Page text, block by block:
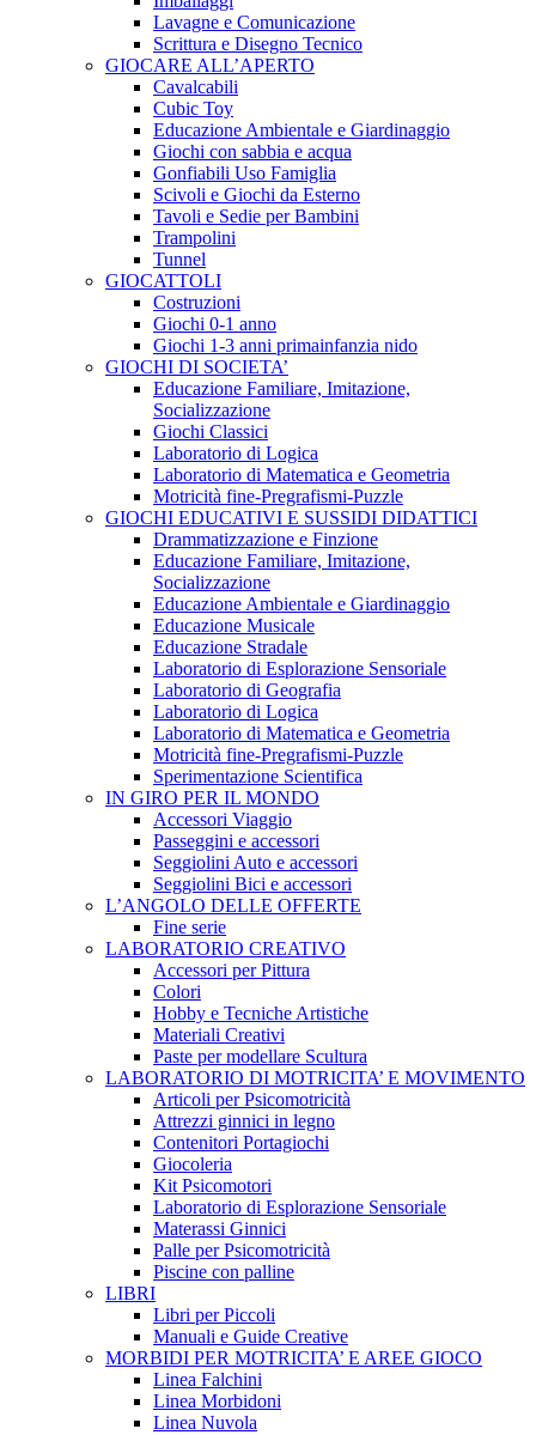
Lavagne e Comunicazione
Scrittura e Disegno Tecnico
GIOCARE ALL’APERTO
Cavalcabili
Cubic Toy
Educazione Ambientale e Giardinaggio
Giochi con sabbia e acqua
Gonfiabili Uso Famiglia
Scivoli e Giochi da Esterno
Tavoli e Sedie per Bambini
Trampolini
Tunnel
GIOCATTOLI
Costruzioni
Giochi 0-1 anno
Giochi 1-3 anni primainfanzia nido
GIOCHI DI SOCIETA’
Educazione Familiare, Imitazione,
Socializzazione
Giochi Classici
Laboratorio di Logica
Laboratorio di Matematica e Geometria
Motricità fine-Pregrafismi-Puzzle
GIOCHI EDUCATIVI E SUSSIDI DIDATTICI
Drammatizzazione e Finzione
Educazione Familiare, Imitazione,
Socializzazione
Educazione Ambientale e Giardinaggio
Educazione Musicale
Educazione Stradale
Laboratorio di Esplorazione Sensoriale
Laboratorio di Geografia
Laboratorio di Logica
Laboratorio di Matematica e Geometria
Motricità fine-Pregrafismi-Puzzle
Sperimentazione Scientifica
IN GIRO PER IL MONDO
Accessori Viaggio
Passeggini e accessori
Seggiolini Auto e accessori
Seggiolini Bici e accessori
L’ANGOLO DELLE OFFERTE
Fine serie
LABORATORIO CREATIVO
Accessori per Pittura
Colori
Hobby e Tecniche Artistiche
Materiali Creativi
Paste per modellare Scultura
LABORATORIO DI MOTRICITA’ E MOVIMENTO
Articoli per Psicomotricità
Attrezzi ginnici in legno
Contenitori Portagiochi
Giocoleria
Kit Psicomotori
Laboratorio di Esplorazione Sensoriale
Materassi Ginnici
Palle per Psicomotricità
Piscine con palline
LIBRI
Libri per Piccoli
Manuali e Guide Creative
MORBIDI PER MOTRICITA’ E AREE GIOCO
Linea Falchini
Linea Morbidoni
Linea Nuvola